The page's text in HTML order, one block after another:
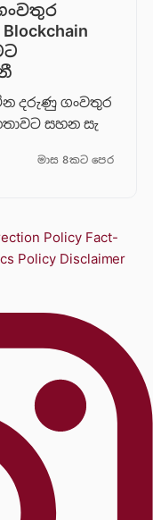
දරුණු ගංවතුර
සහන සැ
මාස 8කට පෙර
Policy Fact-
Policy Disclaimer